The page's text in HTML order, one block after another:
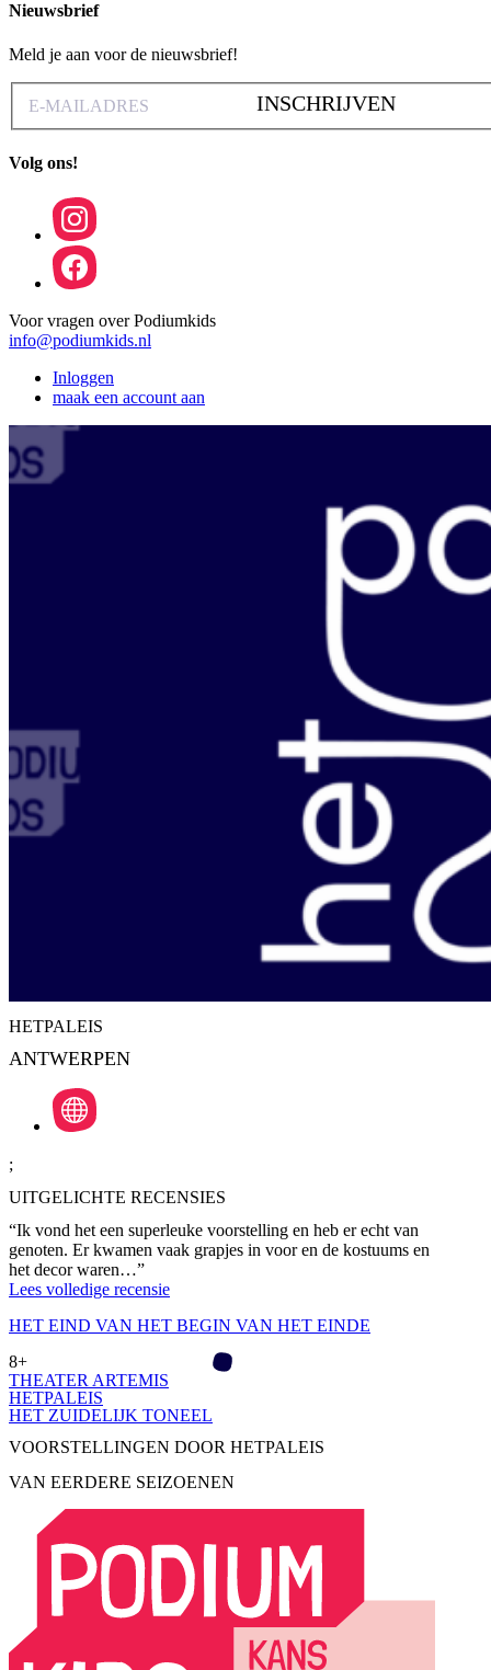
Nieuwsbrief
Meld je aan voor de nieuwsbrief!
INSCHRIJVEN
Volg ons!
Voor vragen over Podiumkids
info@podiumkids.nl
Inloggen
maak een account aan
HETPALEIS
ANTWERPEN
;
UITGELICHTE RECENSIES
“Ik vond het een superleuke voorstelling en heb er echt van
genoten. Er kwamen vaak grapjes in voor en de kostuums en
het decor waren…”
Lees volledige recensie
HET EIND VAN HET BEGIN VAN HET EINDE
8+
THEATER ARTEMIS
HETPALEIS
HET ZUIDELIJK TONEEL
VOORSTELLINGEN DOOR HETPALEIS
VAN EERDERE SEIZOENEN